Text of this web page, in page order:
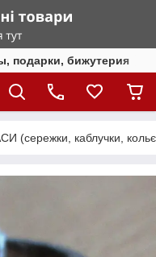
подарки, бижутерия
(сережки, каблучки,